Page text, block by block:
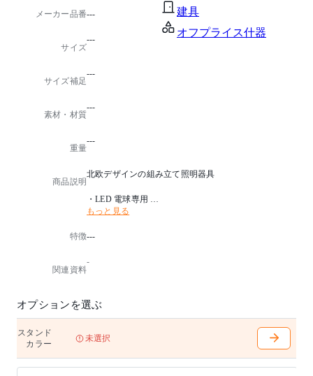
建具
オフプライス什器
メーカー品番---
サイズ
---
サイズ補足
---
素材・材質
---
重量
---
商品説明
北欧デザインの組み立て照明器具
・LED 電球専用
・フランジカバー別売
・推奨電球:LED 電球 E26/60 形相当
ると劣化が早まりますのでご注意ください。
特記:海外製品のため、発送までにお時間を頂く場合が
ございます。詳しい納期はコメントにてお気軽にお問
もっと見る
特徴---
関連資料
-
オプションを選ぶ
スタンド
カラー
未選択